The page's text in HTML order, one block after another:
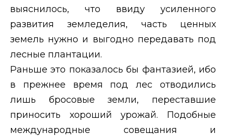
выяснилось, что ввиду усиленного
развития земледелия, часть ценных
земель нужно и выгодно передавать под
лесные плантации.
Раньше это показалось бы фантазией, ибо
в прежнее время под лес отводились
лишь бросовые земли, переставшие
приносить хороший урожай. Подобные
международные совещания и